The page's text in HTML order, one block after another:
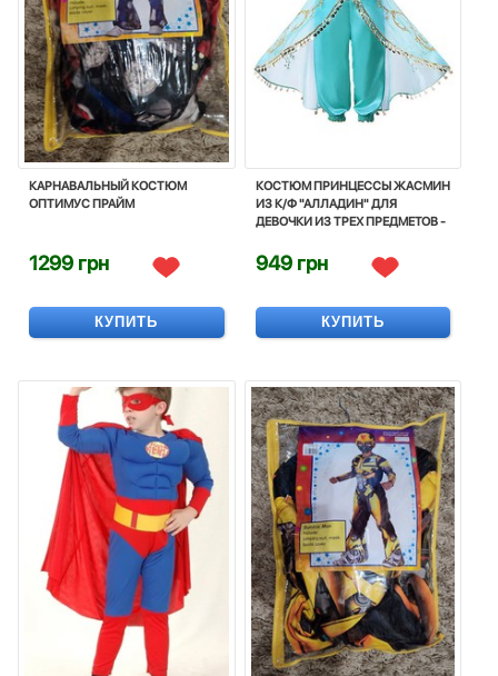
КАРНАВАЛЬНЫЙ КОСТЮМ
ОПТИМУС ПРАЙМ
1299 грн
КУПИТЬ
КОСТЮМ ПРИНЦЕCСЫ ЖАСМИН
ИЗ К/Ф "АЛЛАДИН" ДЛЯ
ДЕВОЧКИ ИЗ ТРЕХ ПРЕДМЕТОВ -
CORNIVAL
949 грн
КУПИТЬ